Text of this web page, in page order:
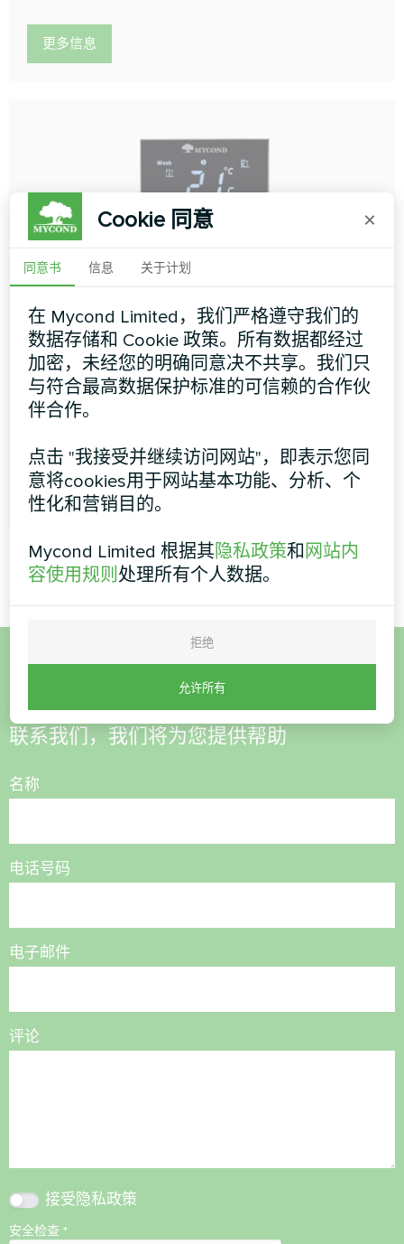
更多信息
地暖恒温器 Mycond New
Touch
优雅的设计适合现代室内装饰。通过对比度显示屏，您
可以在白天和夜晚轻松调节气候。该恒温器可控制水暖
或电暖地板。可编程模式允许在每个时间间隔内调节温
更多信息
想购买或有疑问？
联系我们，我们将为您提供帮助
名称
电话号码
电子邮件
评论
接受隐私政策
安全检查 *
Cookie 同意 ×
同意书 信息 关于计划
在 Mycond Limited，我们严格遵守我们的
数据存储和 Cookie 政策。所有数据都经过
加密，未经您的明确同意决不共享。我们只
与符合最高数据保护标准的可信赖的合作伙
伴合作。
点击 "我接受并继续访问网站"，即表示您同
意将cookies用于网站基本功能、分析、个
性化和营销目的。
Mycond Limited 根据其隐私政策和 网站内
容使用规则处理所有个人数据。
拒绝
允许所有